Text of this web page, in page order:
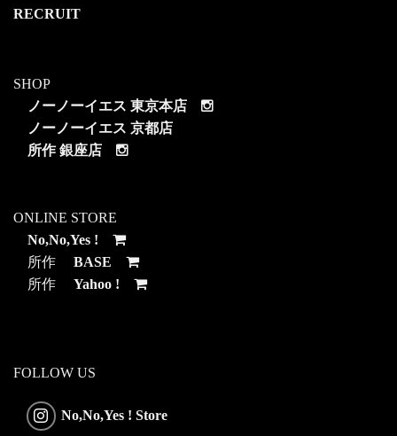
RECRUIT
SHOP
ノーノーイエス 東京本店
ノーノーイエス 京都店
所作 銀座店
ONLINE STORE
No,No,Yes !
所作 BASE
所作 Yahoo !
FOLLOW US
No,No,Yes ! Store